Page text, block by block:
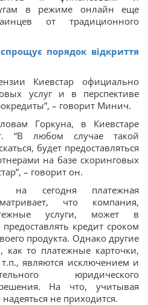
в режиме онлайн еще
от традиционного
порядок відкриття
Киевстар официально
услуг и в перспективе
– говорит Минич.
Горкуна, в Киевстаре
“В любом случае такой
будет предоставляться
на базе скоринговых
– говорит он.
на сегодня платежная
что компания,
услуги, может в
кредит сроком
продукта. Однако другие
как то платежные карточки,
являются исключением и
юридического
На что, учитывая
не приходится.